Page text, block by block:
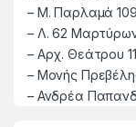
– M. Παρλαμά
–Λ. 62 Μαρτύρων
– Αρχ. Θεάτρου
– Μονής
– Ανδρέα